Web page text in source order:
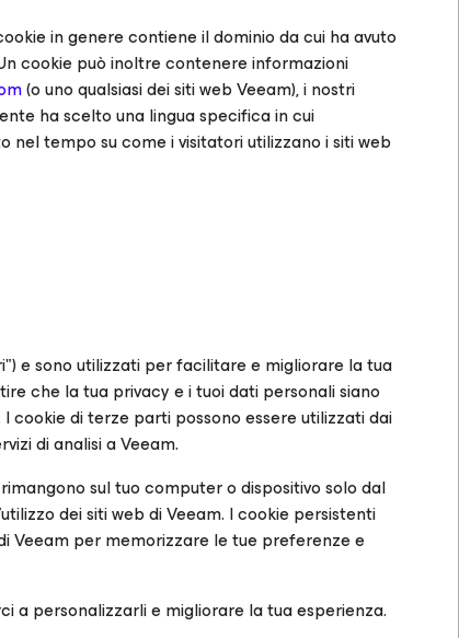
in genere contiene il dominio da cui ha avuto
cookie può inoltre contenere informazioni
(o uno qualsiasi dei siti web Veeam), i nostri
ha scelto una lingua specifica in cui
tempo su come i visitatori utilizzano i siti web
e sono utilizzati per facilitare e migliorare la tua
che la tua privacy e i tuoi dati personali siano
I cookie di terze partipossono essere utilizzati dai
di analisi a Veeam.
sul tuo computer o dispositivo solo dal
dei siti web di Veeam. I cookie persistenti
Veeam per memorizzare le tue preferenze e
a personalizzarli e migliorare la tua esperienza.